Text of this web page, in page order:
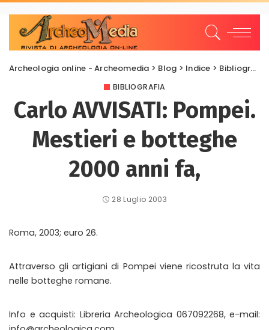
Archeologia online - Archeomedia > Blog > Indice > Bibliografia
BIBLIOGRAFIA
Carlo AVVISATI: Pompei.
Mestieri e botteghe
2000 anni fa,
28 Luglio 2003
Roma, 2003; euro 26.
Attraverso gli artigiani di Pompei viene ricostruta la vita
nelle botteghe romane.
Info e acquisti: Libreria Archeologica 067092268, e-mail: